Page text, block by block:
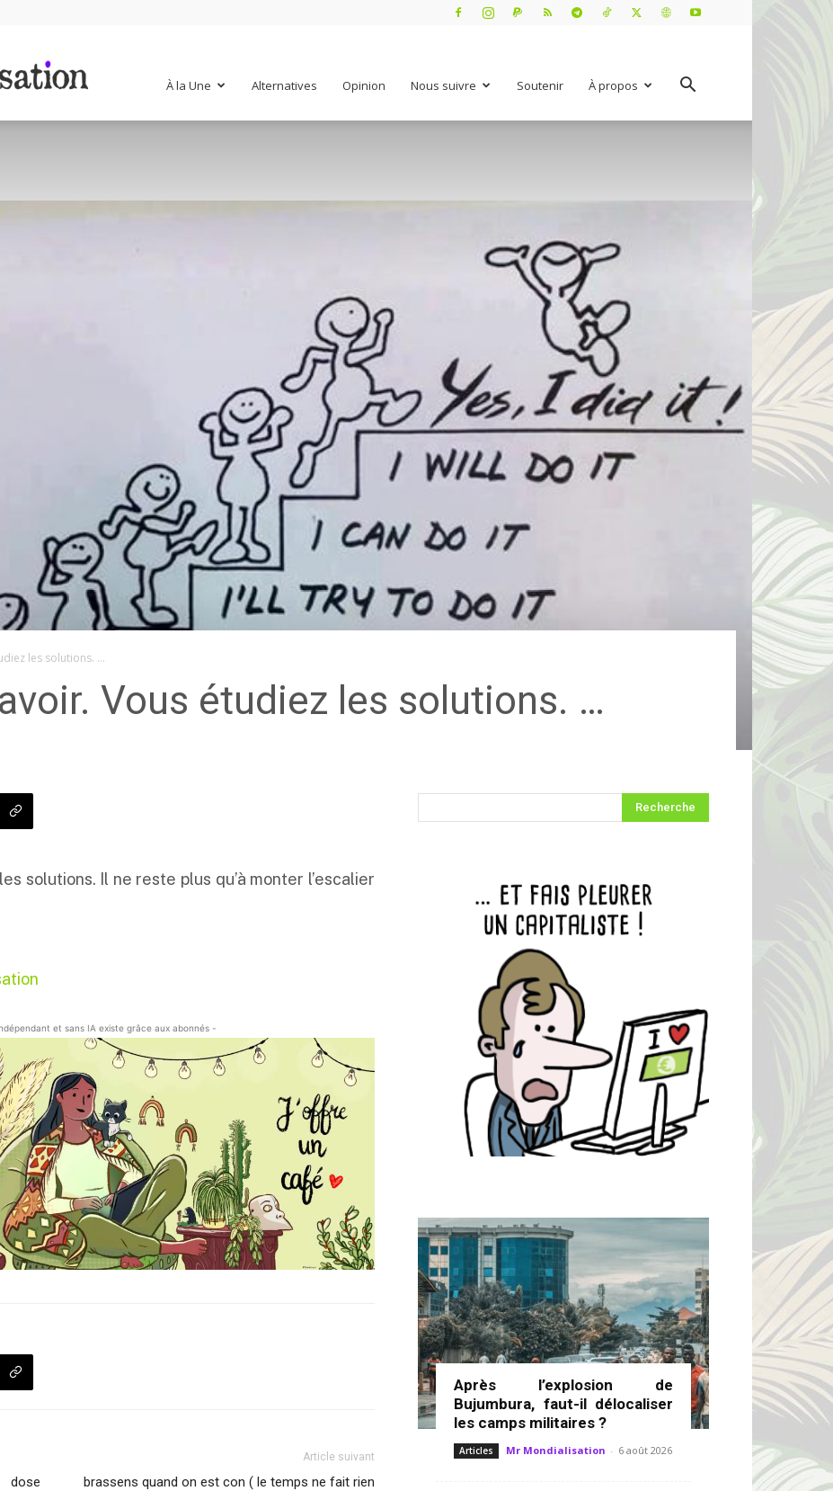
À la Une Alternatives Opinion Nous suivre Soutenir À propos
les solutions. …
Vous étudiez les solutions. …
solutions. Il ne reste plus qu’à monter l’escalier
et sans IA existe grâce aux abonnés -
dose
Article suivant
brassens quand on est con ( le temps ne fait rien
Après l’explosion de
Bujumbura, faut-il délocaliser
les camps militaires ?
Articles Mr Mondialisation - 6 août 2026